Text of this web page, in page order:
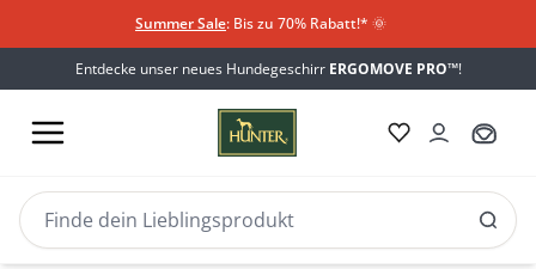
Summer Sale: Bis zu 70% Rabatt!* 🌞
Entdecke unser neues Hundegeschirr ERGOMOVE PRO™!